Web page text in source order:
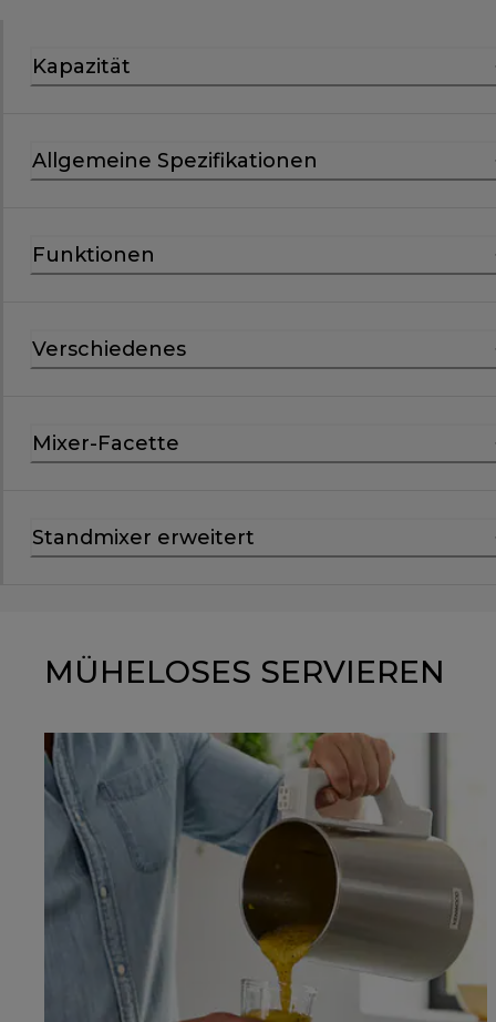
Kapazität
Allgemeine Spezifikationen
Funktionen
Verschiedenes
Mixer-Facette
Standmixer erweitert
MÜHELOSES SERVIEREN